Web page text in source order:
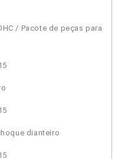
/ Pacote de peças para
dianteiro